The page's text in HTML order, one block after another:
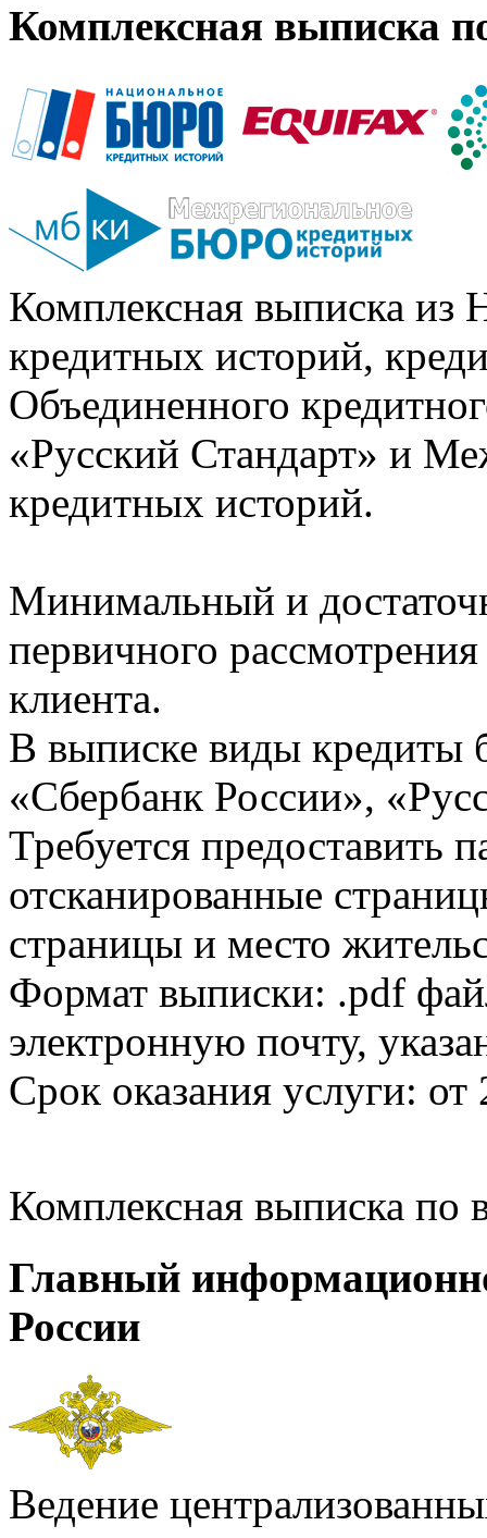
Комплексная выписка
Комплексная выписка из
кредитных историй,
Объединенного
«Русский Стандарт» и
кредитных историй.
Минимальный и
первичного
клиента.
В выписке виды кредиты
«Сбербанк России»,
Требуется предоставить
отсканированные
страницы и место
Формат выписки: .pdf
электронную почту,
Срок оказания услуги: от
Комплексная выписка
Главный
России
Ведение